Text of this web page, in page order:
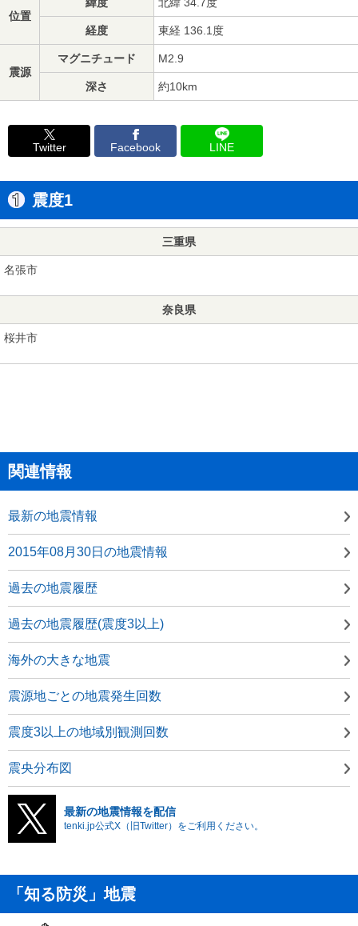
位置
経度 東経 136.1度
震源
マグニチュード M2.9
深さ 約10km
Twitter Facebook LINE
震度1
三重県
名張市
奈良県
桜井市
関連情報
最新の地震情報
2015年08月30日の地震情報
過去の地震履歴
過去の地震履歴(震度3以上)
海外の大きな地震
震源地ごとの地震発生回数
震度3以上の地域別観測回数
震央分布図
最新の地震情報を配信
tenki.jp公式X（旧Twitter）をご利用ください。
「知る防災」地震